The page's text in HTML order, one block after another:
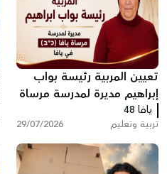
تعيين المربية رئيسة بواب
إبراهيم مديرة لمدرسة مرساة
يافا (כ”ב)
يافا 48
تربية وتعليم 29/07/2026